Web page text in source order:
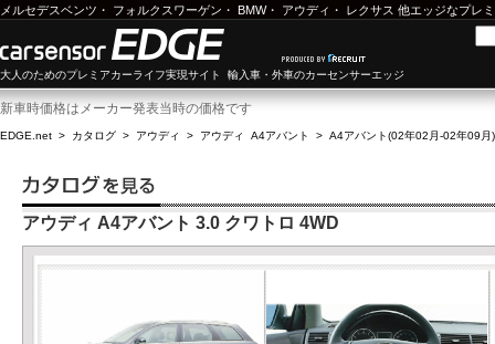
メルセデスベンツ ・ フォルクスワーゲン ・ BMW・ アウディ ・ レクサス 他エッジなプレ
大人のためのプレミアカーライフ実現サイト 輸入車・外車のカーセンサーエッジ
新車時価格はメーカー発表当時の価格です
EDGE.net > カタログ > アウディ > アウディ A4アバント > A4アバント(02年02月-02年09月)
アウディ A4アバント 3.0 クワトロ 4WD